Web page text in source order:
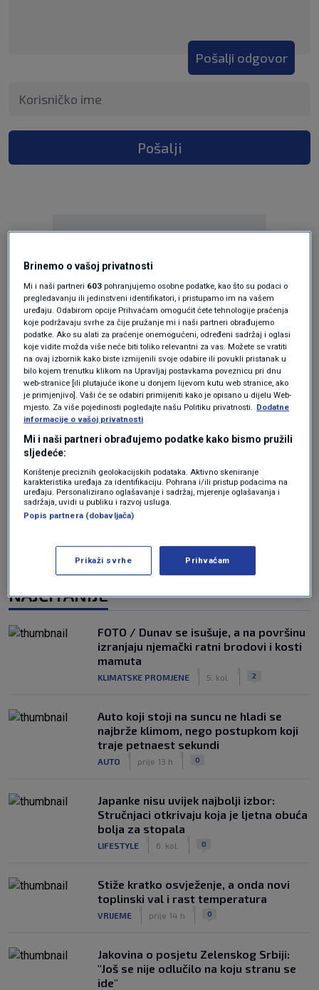
Pošalji odgovor
Pošalji
Oglas
Oglas
NAJČITANIJE
FOTO / Dunav se isušuje, a na površinu
izranjaju njemački ratni brodovi i kosti
mamuta
KLIMATSKE PROMJENE 5. kol. 2
Auto koji stoji na suncu ne hladi se
najbrže klimom, nego postupkom koji
traje petnaest sekundi
AUTO prije 13 h 0
Japanke nisu uvijek najbolji izbor:
Stručnjaci otkrivaju koja je ljetna obuća
bolja za stopala
LIFESTYLE 6. kol. 0
Stiže kratko osvježenje, a onda novi
toplinski val i rast temperatura
VRIJEME prije 14 h 0
Jakovina o posjetu Zelenskog Srbiji:
"Još se nije odlučilo na koju stranu se
ide"
Brinemo o vašoj privatnosti
Mi i naši partneri 603 pohranjujemo osobne podatke, kao što su podaci o
pregledavanju ili jedinstveni identifikatori, i pristupamo im na vašem
uređaju. Odabirom opcije Prihvaćam omogućit ćete tehnologije praćenja
koje podržavaju svrhe za čije pružanje mi i naši partneri obrađujemo
podatke. Ako su alati za praćenje onemogućeni, određeni sadržaj i oglasi
koje vidite možda više neće biti toliko relevantni za vas. Možete se vratiti
na ovaj izbornik kako biste izmijenili svoje odabire ili povukli pristanak u
bilo kojem trenutku klikom na Upravljaj postavkama poveznicu pri dnu
web-stranice [ili plutajuće ikone u donjem lijevom kutu web stranice, ako
je primjenjivo]. Vaši će se odabiri primijeniti kako je opisano u dijelu Web-
mjesto. Za više pojedinosti pogledajte našu Politiku privatnosti. Dodatne
informacije o vašoj privatnosti
Mi i naši partneri obrađujemo podatke kako bismo pružili
sljedeće:
Korištenje preciznih geolokacijskih podataka. Aktivno skeniranje
karakteristika uređaja za identifikaciju. Pohrana i/ili pristup podacima na
uređaju. Personalizirano oglašavanje i sadržaj, mjerenje oglašavanja i
sadržaja, uvidi u publiku i razvoj usluga.
Popis partnera (dobavljača)
Prikaži svrhe Prihvaćam